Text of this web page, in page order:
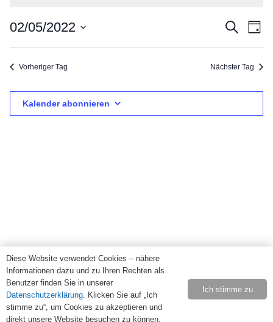
für
2
Mai
2022
und
Suche
Tag
02/05/2022
Vorheriger Tag Nächster Tag
Kalender abonnieren
Diese Website verwendet Cookies – nähere
Informationen dazu und zu Ihren Rechten als
Benutzer finden Sie in unserer
Datenschutzerklärung. Klicken Sie auf „Ich
stimme zu“, um Cookies zu akzeptieren und
direkt unsere Website besuchen zu können.
Ich stimme zu